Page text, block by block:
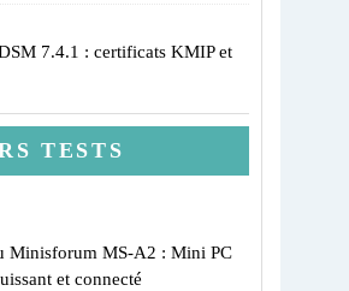
7.4.1 : certificats KMIP et
TESTS
Minisforum MS-A2 : Mini PC
et connecté